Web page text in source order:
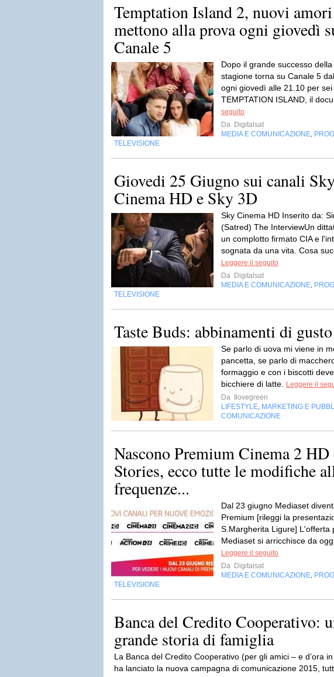
Temptation Island 2, nuovi
mettono alla prova ogni giovedì
Canale 5
Dopo il grande successo della
stagione torna su Canale 5
ogni giovedì alle 21.10 per
TEMPTATION ISLAND, il docu
seguito
Da Digitalsat
MEDIA E COMUNICAZIONE
TELEVISIONE
Giovedi 25 Giugno sui canali
Cinema HD e Sky 3D
Sky Cinema HD Inserito da:
(Satred) The InterviewUn
un complotto firmato CIA e
sognata da una vita. Cosa
Leggere il seguito
Da Digitalsat
MEDIA E COMUNICAZIONE
TELEVISIONE
Taste Buds: abbinamenti di gusto
Se parlo di uova mi viene in
pancetta, se parlo di
formaggio e con i biscotti
bicchiere di latte.
Leggere il
Da
Ilovegreen
LIFESTYLE MARKETING E
COMUNICAZIONE
Nascono Premium Cinema 2 HD
Stories, ecco tutte le modifiche
frequenze...
Dal 23 giugno Mediaset
Premium [rileggi la
S.Margherita Ligure] L'offerta
Mediaset si arricchisce da
Leggere il seguito
Da Digitalsat
MEDIA E COMUNICAZIONE
TELEVISIONE
Banca del Credito Cooperativo:
grande storia di famiglia
La Banca del Credito Cooperativo (per gli amici – e d’ora
ha lanciato la nuova campagna di comunicazione 2015,